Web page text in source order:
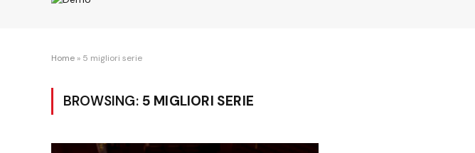
Home » 5 migliori serie
BROWSING: 5 MIGLIORI SERIE